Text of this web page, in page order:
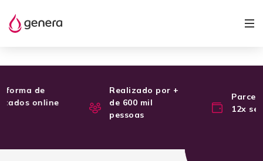
Realizado por +
de 600 mil
Parcele em até
12x sem juros